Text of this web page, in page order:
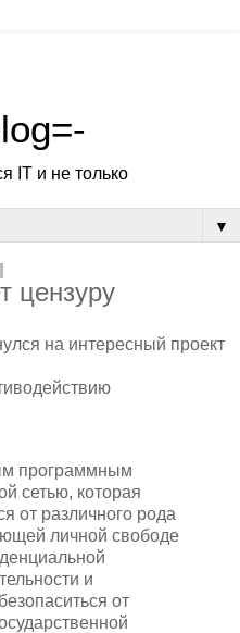
IT и не только
▼
цензуру
на интересный проект
программным
сетью, которая
от различного рода
личной свободе
и
от